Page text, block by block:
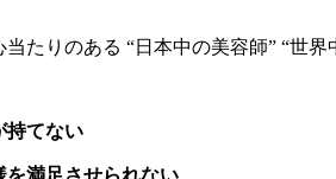
たりのある “日本中の美容師” “世
持てない
を満足させられない